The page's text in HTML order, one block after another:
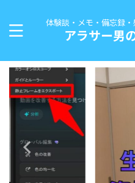
体験談・メモ・備忘録
アラサー男